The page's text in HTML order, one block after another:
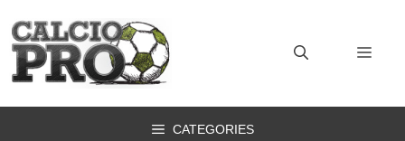
contenuto
CATEGORIES